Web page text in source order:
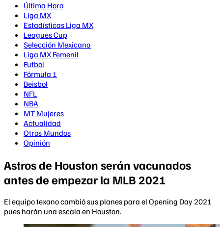
Última Hora
Liga MX
Estadísticas Liga MX
Leagues Cup
Selección Mexicana
Liga MX Femenil
Futbol
Fórmula 1
Beisbol
NFL
NBA
MT Mujeres
Actualidad
Otros Mundos
Opinión
Astros de Houston serán vacunados
antes de empezar la MLB 2021
El equipo texano cambió sus planes para el Opening Day 2021
pues harán una escala en Houston.